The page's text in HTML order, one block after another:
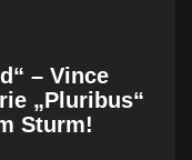
– Vince
„Pluribus“
Sturm!